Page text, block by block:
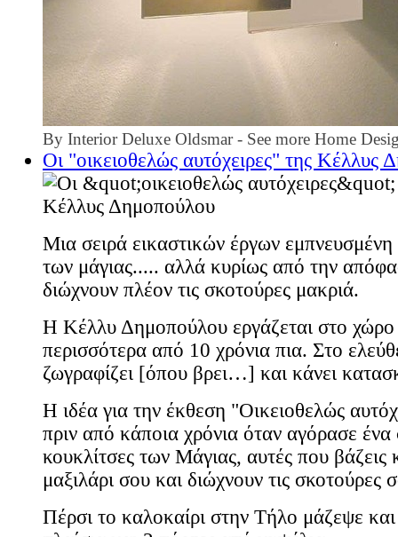
By Interior Deluxe Oldsmar- See more Home
Οι "οικειοθελώς αυτόχειρες" της Κέλλυς
Μια σειρά εικαστικών έργων εμπνευσμένη
των μάγιας..... αλλά κυρίως από την
διώχνουν πλέον τις σκοτούρες μακριά.
Η Κέλλυ Δημοπούλου εργάζεται στο χώρο
περισσότερα από 10 χρόνια πια. Στο
ζωγραφίζει [όπου βρει…] και κάνει
Η ιδέα για την έκθεση "Οικειοθελώς
πριν από κάποια χρόνια όταν αγόρασε
κουκλίτσες των Μάγιας, αυτές που
μαξιλάρι σου και διώχνουν τις σκοτούρες
Πέρσι το καλοκαίρι στην Τήλο μάζεψε